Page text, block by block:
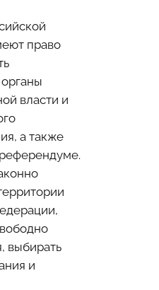
право
власти и
а также
референдуме.
выбирать
и